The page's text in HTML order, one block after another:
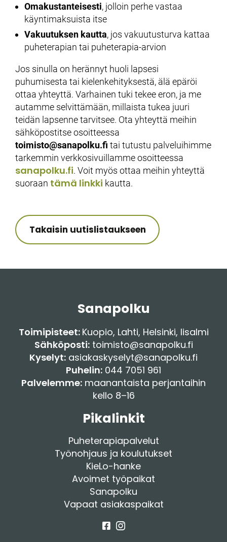
Omakustanteisesti, jolloin perhe vastaa
käyntimaksuista itse
Vakuutuksen kautta, jos vakuutusturva kattaa
puheterapian tai puheterapia-arvion
Jos sinulla on herännyt huoli lapsesi
puhumisesta tai kielenkehityksestä, älä epäröi
ottaa yhteyttä. Varhainen tuki tekee eron, ja me
autamme selvittämään, millaista tukea juuri
teidän lapsenne tarvitsee. Ota yhteyttä meihin
sähköpostitse osoitteessa
toimisto@sanapolku.fi tai tutustu palveluihimme
tarkemmin verkkosivuillamme osoitteessa
sanapolku.fi. Voit myös ottaa meihin yhteyttä
suoraan tämä linkki kautta.
Takaisin uutislistaukseen
Sanapolku
Toimipisteet: Kuopio, Lahti, Helsinki, Iisalmi
Sähköposti: toimisto@sanapolku.fi
Kyselyt: asiakaskyselyt@sanapolku.fi
Puhelin: 044 7051 961
Palvelemme: maanantaista perjantaihin
kello 8–16
Pikalinkit
Puheterapiapalvelut
Työnohjaus ja koulutukset
KieLo-hanke
Avoimet työpaikat
Sanapolku
Vapaat asiakaspaikat
Facebook
Instagram